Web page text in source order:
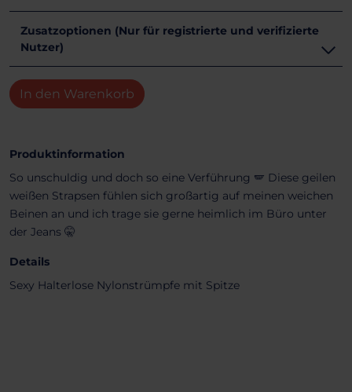
Zusatzoptionen (Nur für registrierte und verifizierte
Nutzer)
In den Warenkorb
Produktinformation
So unschuldig und doch so eine Verführung 🪽 Diese geilen
weißen Strapsen fühlen sich großartig auf meinen weichen
Beinen an und ich trage sie gerne heimlich im Büro unter
der Jeans 🤫
Details
Sexy Halterlose Nylonstrümpfe mit Spitze